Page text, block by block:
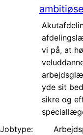
vi på, at
yde sit
sikre og
Jobtype: